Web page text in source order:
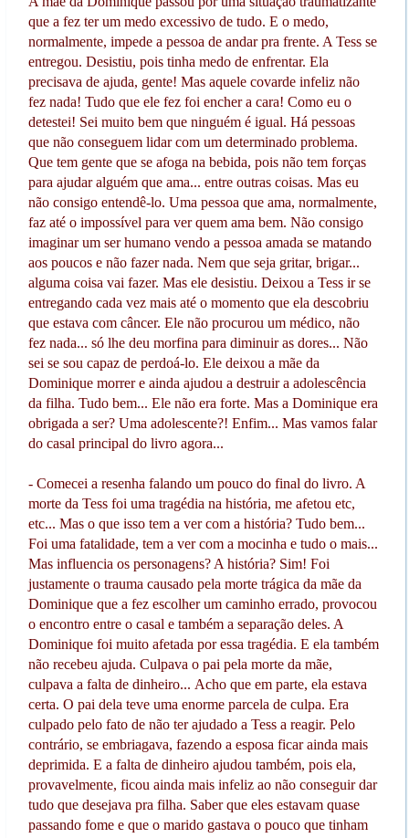
que a fez ter um medo excessivo de tudo. E o medo,
normalmente, impede a pessoa de andar pra frente. A Tess se
entregou. Desistiu, pois tinha medo de enfrentar. Ela
precisava de ajuda, gente! Mas aquele covarde infeliz não
fez nada! Tudo que ele fez foi encher a cara! Como eu o
detestei! Sei muito bem que ninguém é igual. Há pessoas
que não conseguem lidar com um determinado problema.
Que tem gente que se afoga na bebida, pois não tem forças
para ajudar alguém que ama... entre outras coisas. Mas eu
não consigo entendê-lo. Uma pessoa que ama, normalmente,
faz até o impossível para ver quem ama bem. Não consigo
imaginar um ser humano vendo a pessoa amada se matando
aos poucos e não fazer nada. Nem que seja gritar, brigar...
alguma coisa vai fazer. Mas ele desistiu. Deixou a Tess ir se
entregando cada vez mais até o momento que ela descobriu
que estava com câncer. Ele não procurou um médico, não
fez nada... só lhe deu morfina para diminuir as dores... Não
sei se sou capaz de perdoá-lo. Ele deixou a mãe da
Dominique morrer e ainda ajudou a destruir a adolescência
da filha. Tudo bem... Ele não era forte. Mas a Dominique era
obrigada a ser? Uma adolescente?! Enfim... Mas vamos falar
do casal principal do livro agora...
- Comecei a resenha falando um pouco do final do livro. A
morte da Tess foi uma tragédia na história, me afetou etc,
etc... Mas o que isso tem a ver com a história? Tudo bem...
Foi uma fatalidade, tem a ver com a mocinha e tudo o mais...
Mas influencia os personagens? A história? Sim! Foi
justamente o trauma causado pela morte trágica da mãe da
Dominique que a fez escolher um caminho errado, provocou
o encontro entre o casal e também a separação deles. A
Dominique foi muito afetada por essa tragédia. E ela também
não recebeu ajuda. Culpava o pai pela morte da mãe,
culpava a falta de dinheiro... Acho que em parte, ela estava
certa. O pai dela teve uma enorme parcela de culpa. Era
culpado pelo fato de não ter ajudado a Tess a reagir. Pelo
contrário, se embriagava, fazendo a esposa ficar ainda mais
deprimida. E a falta de dinheiro ajudou também, pois ela,
provavelmente, ficou ainda mais infeliz ao não conseguir dar
tudo que desejava pra filha. Saber que eles estavam quase
passando fome e que o marido gastava o pouco que tinham